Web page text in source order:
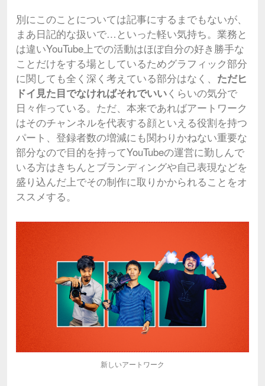
別にこのことについては記事にするまでもないが、
まあ日記的な扱いで…といった軽い気持ち。業務と
は違いYouTube上での活動はほぼ自分の好き勝手な
ことだけをする場としているためグラフィック部分
に関しても全く深く考えている部分はなく、 ただヒ
ドイ見た目でなければそれでいいくらいの気分で
日々作っている。ただ、本来であればアートワーク
はそのチャンネルを代表する顔といえる役割を持つ
パート、登録者数の増減にも関わりかねない重要な
部分なので目的を持ってYouTubeの運営に勤しんで
いる方はきちんとブランディングや自己表現などを
盛り込んだ上でその制作に取りかかられることをオ
ススメする。
新しいアートワーク